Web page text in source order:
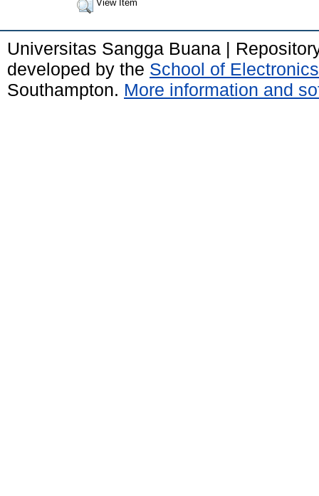
View Item
Universitas Sangga Buana |
developed by the School of
Southampton. More information and